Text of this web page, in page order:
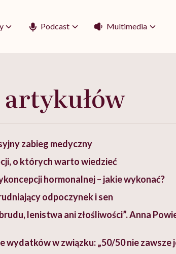
Podcast Multimedia
zabieg medyczny
o których warto wiedzieć
hormonalnej – jakie wykonać?
odpoczynek i sen
lenistwa ani złośliwości”. Anna
wydatków w związku: „50/50 nie zawsze